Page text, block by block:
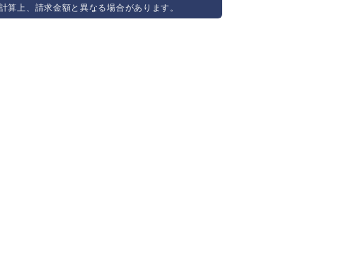
上、請求金額と異なる場合があります。